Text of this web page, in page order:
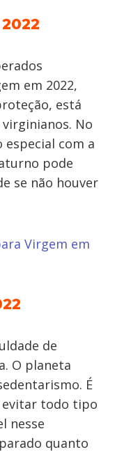
em 2022,
está
No
com a
pode
se não houver
Virgem em
de
O planeta
É
todo tipo
nesse
quanto